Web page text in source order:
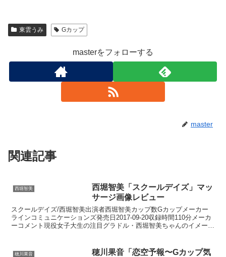
東雲うみ Gカップ
masterをフォローする
master
関連記事
西堀智美
西堀智美「スクールデイズ」マッ
サージ画像レビュー
スクールデイズ/西堀智美出演者西堀智美カップ数Gカップメーカー
ラインコミュニケーションズ発売日2017-09-20収録時間110分メーカ
ーコメント現役女子大生の注目グラドル・西堀智美ちゃんのイメー
穂川果音
穂川果音「恋空予報〜Gカップ気